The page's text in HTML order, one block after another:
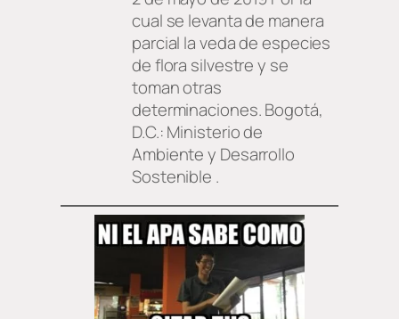
cual se levanta de manera
parcial la veda de especies
de flora silvestre y se
toman otras
determinaciones.Bogotá,
D.C.: Ministerio de
Ambiente y Desarrollo
Sostenible .